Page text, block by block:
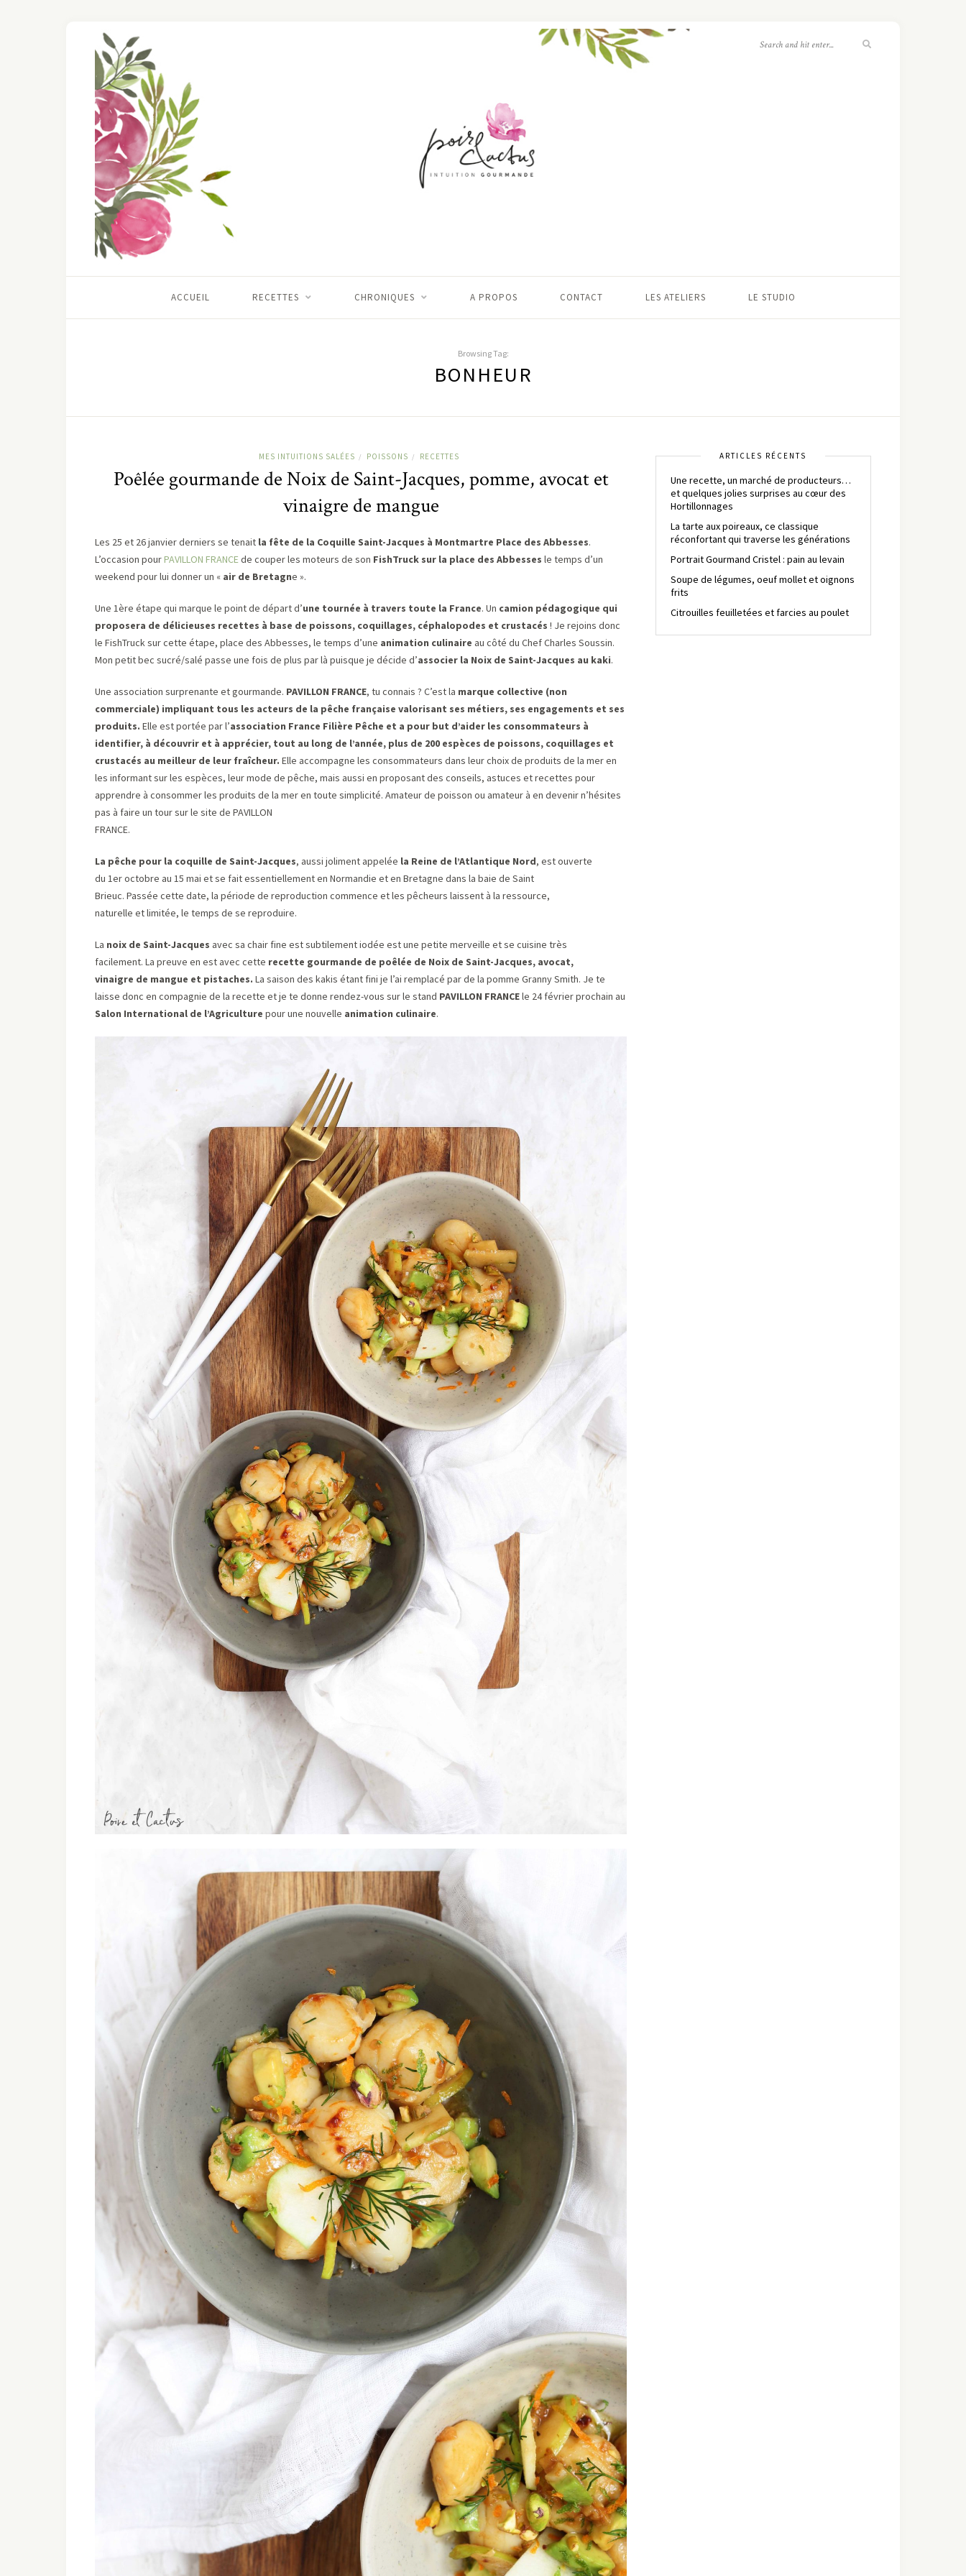
ACCUEIL RECETTES CHRONIQUES A PROPOS CONTACT LES ATELIERS LE STUDIO
Browsing Tag:
BONHEUR
MES INTUITIONS SALÉES / POISSONS / RECETTES
Poêlée gourmande de Noix de Saint-Jacques, pomme, avocat et
vinaigre de mangue
Les 25 et 26 janvier derniers se tenait la fête de la Coquille Saint-Jacques à Montmartre Place des Abbesses.
L’occasion pourPAVILLON FRANCE de couper les moteurs de son FishTruck sur la place des Abbesses le temps d’un
weekend pour lui donner un « air de Bretagne ».
Une 1ère étape qui marque le point de départ d’une tournée à travers toute la France. Un camion pédagogique qui
proposera de délicieuses recettes à base de poissons, coquillages, céphalopodes et crustacés ! Je rejoins donc
le FishTruck sur cette étape, place des Abbesses, le temps d’une animation culinaire au côté du Chef Charles Soussin.
Mon petit bec sucré/salé passe une fois de plus par là puisque je décide d’associer la Noix de Saint-Jacques au kaki.
Une association surprenante et gourmande. PAVILLON FRANCE, tu connais ? C’est la marque collective (non
commerciale) impliquant tous les acteurs de la pêche française valorisant ses métiers, ses engagements et ses
produits. Elle est portée par l’association France Filière Pêche et a pour but d’aider les consommateurs à
identifier, à découvrir et à apprécier, tout au long de l’année, plus de 200 espèces de poissons, coquillages et
crustacés au meilleur de leur fraîcheur. Elle accompagne les consommateurs dans leur choix de produits de la mer en
les informant sur les espèces, leur mode de pêche, mais aussi en proposant des conseils, astuces et recettes pour
apprendre à consommer les produits de la mer en toute simplicité. Amateur de poisson ou amateur à en devenir n’hésites
pas à faire un tour sur le site de PAVILLON
FRANCE.
La pêche pour la coquille de Saint-Jacques, aussi joliment appelée la Reine de l’Atlantique Nord, est ouverte
du 1er octobre au 15 mai et se fait essentiellement en Normandie et en Bretagne dans la baie de Saint
Brieuc. Passée cette date, la période de reproduction commence et les pêcheurs laissent à la ressource,
naturelle et limitée, le temps de se reproduire.
La noix de Saint-Jacques avec sa chair fine est subtilement iodée est une petite merveille et se cuisine très
facilement. La preuve en est avec cette recette gourmande de poêlée de Noix de Saint-Jacques, avocat,
vinaigre de mangue et pistaches. La saison des kakis étant fini je l’ai remplacé par de la pomme Granny Smith. Je te
laisse donc en compagnie de la recette et je te donne rendez-vous sur le stand PAVILLON FRANCEle 24 février prochain au
Salon International de l’Agriculture pour une nouvelle animation culinaire.
ARTICLES RÉCENTS
Une recette, un marché de producteurs…
et quelques jolies surprises au cœur des
Hortillonnages
La tarte aux poireaux, ce classique
réconfortant qui traverse les générations
Portrait Gourmand Cristel : pain au levain
Soupe de légumes, oeuf mollet et oignons
frits
Citrouilles feuilletées et farcies au poulet